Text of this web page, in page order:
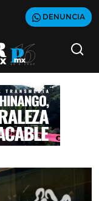
DENUNCIA